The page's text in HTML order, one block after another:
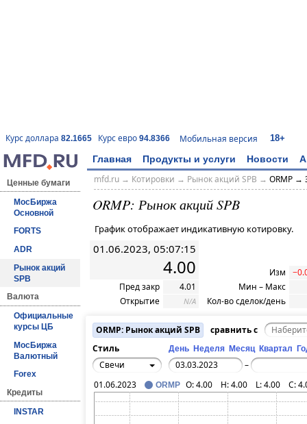
Курс доллара 82.1665 Курс евро 94.8366 Мобильная версия 18+
Главная Продукты и услуги Новости
Ценные бумаги
МосБиржа
Основной
FORTS
ADR
Рынок акций
SPB
Валюта
Официальные
курсы ЦБ
МосБиржа
Валютный
Forex
Кредиты
INSTAR
mfd.ru→ Котировки → Рынок акций SPB → ORMP →
ORMP: Рынок акций SPB
График отображает индикативную котировку.
01.06.2023, 05:07:15
4.00
Пред закр
4.01
Открытие
N/A
Изм
Мин – Макс
Кол-во сделок/день
ORMP: Рынок акций SPB
сравнить с
Стиль
День Неделя Месяц Квартал
Свечи
–
01.06.2023
ORMP O:4.00 H:4.00 L:4.00 C: